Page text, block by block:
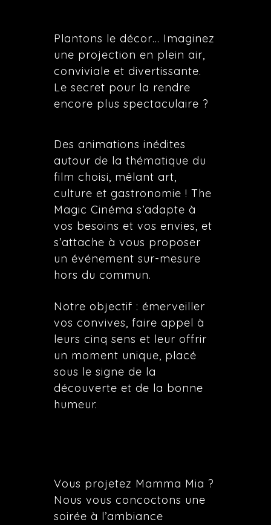
Plantons le décor… Imaginez
une projection en plein air,
conviviale et divertissante.
Le secret pour la rendre
encore plus spectaculaire ?
Des animations inédites
autour de la thématique du
film choisi, mêlant art,
culture et gastronomie ! The
Magic Cinéma s’adapte à
vos besoins et vos envies, et
s’attache à vous proposer
un événement sur-mesure
hors du commun.
Notre objectif : émerveiller
vos convives, faire appel à
leurs cinq sens et leur offrir
un moment unique, placé
sous le signe de la
découverte et de la bonne
humeur.
Vous projetez Mamma Mia ?
Nous vous concoctons une
soirée à l’ambiance